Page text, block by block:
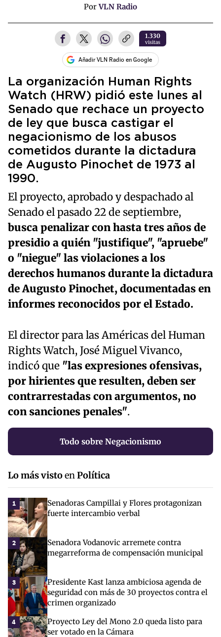
PorVLN Radio
1.330
visitas
Añadir VLN Radio en Google
La organización Human Rights
Watch (HRW) pidió este lunes al
Senado que rechace un proyecto
de ley que busca castigar el
negacionismo de los abusos
cometidos durante la dictadura
de Augusto Pinochet de 1973 al
1990.
El proyecto, aprobado y despachado al
Senado el pasado 22 de septiembre,
busca penalizar con hasta tres años de
presidio a quién "justifique", "apruebe"
o "niegue" las violaciones a los
derechos humanos durante la dictadura
de Augusto Pinochet, documentadas en
informes reconocidos por el Estado.
El director para las Américas del Human
Rights Watch, José Miguel Vivanco,
indicó que "las expresiones ofensivas,
por hirientes que resulten, deben ser
contrarrestadas con argumentos, no
con sanciones penales".
Todo sobre Negacionismo
Lo más vistoenPolítica
1
Senadoras Campillai y Flores protagonizan
fuerte intercambio verbal
2
Senadora Vodanovic arremete contra
megarreforma de compensación municipal
3
Presidente Kast lanza ambiciosa agenda de
seguridad con más de 30 proyectos contra el
crimen organizado
4
Proyecto Ley del Mono 2.0 queda listo para
ser votado en la Cámara